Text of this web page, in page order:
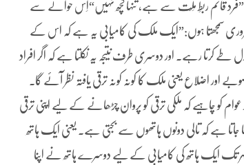
قائم ربطِ مِلّت سے ہے، تنہا کچھ نہیں“اِس حوالے سے
سمجھتا ہوں:”ایک ملک کی کامیابی یہ ہے کہ اس کے
طے کرتا رہے۔ اور دوسری طرف نتیجہ یہ نکلتا ہے کہ اگر افراد
اور اضلاع یعنی ملک کا کونہ کونہ ترقی یافتہ نظر آئے گا۔
کو چاہیے کہ ملکی ترقی کو پروان چڑھانے کے لیے اپنی ترقی
جاتا ہے کہ تالی دونوں ہاتھوں سے بجتی ہے۔ یعنی ایک ہاتھ
شہر تک ایک ہاتھ کی کامیابی کے لیے دوسرے ہاتھ نے اپنا